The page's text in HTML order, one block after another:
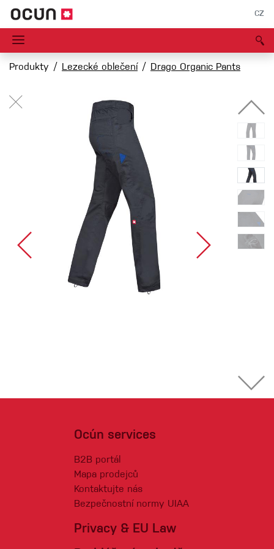
CZ
Produkty Lezecké oblečení Drago Organic Pants
Ocún services
B2B portál
Mapa prodejců
Kontaktujte nás
Bezpečnostní normy UIAA
Privacy & EU Law